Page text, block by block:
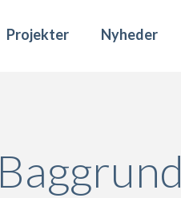
Projekter Nyheder
Baggrund